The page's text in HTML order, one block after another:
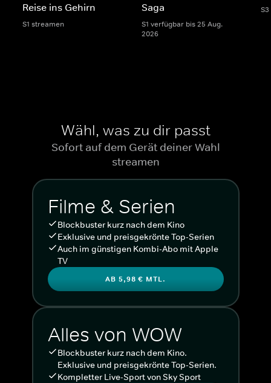
Reise ins Gehirn
S1 streamen
Saga
S1 verfügbar bis 25 Aug.
2026
Wähl, was zu dir passt
Sofort auf dem Gerät deiner Wahl
streamen
Filme & Serien
Blockbuster kurz nach dem Kino
Exklusive und preisgekrönte Top-Serien
Auch im günstigen Kombi-Abo mit Apple
TV
AB 5,98 € MTL.
Alles von WOW
Blockbuster kurz nach dem Kino.
Exklusive und preisgekrönte Top-Serien.
Kompletter Live-Sport von Sky Sport